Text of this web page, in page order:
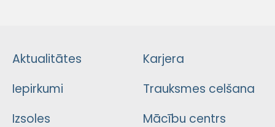
Aktualitātes
Iepirkumi
Izsoles
Karjera
Trauksmes celšana
Mācību centrs